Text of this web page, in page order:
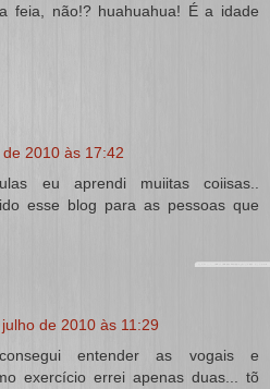
feia, não!? huahuahua! É a idade
2010 às 17:42
eu aprendi muiitas coiisas..
esse blog para as pessoas que
de 2010 às 11:29
entender as vogais e
exercício errei apenas duas... tõ